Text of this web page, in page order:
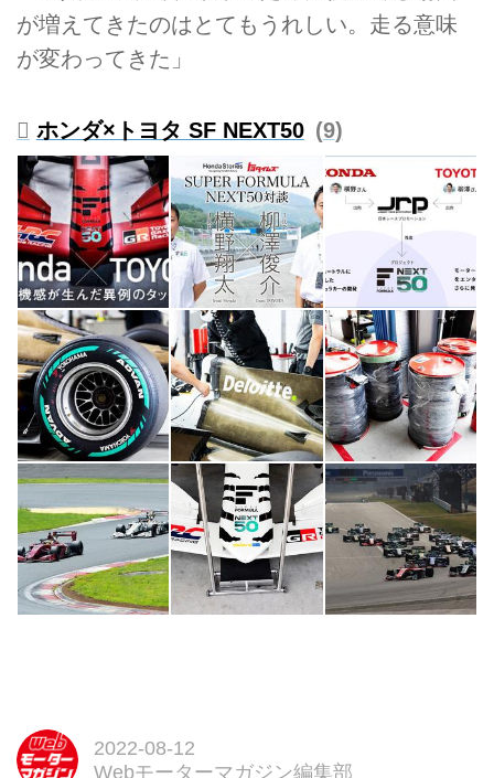
が増えてきたのはとてもうれしい。走る意味
が変わってきた」
ホンダ×トヨタ SF NEXT50 9
2022-08-12
Webモーターマガジン編集部